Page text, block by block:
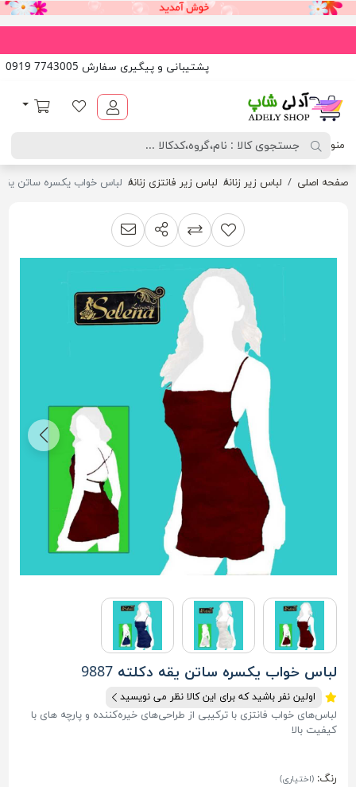
پشتیبانی و پیگیری سفارش 7743005 0919
لیست مورد علاقه
سبد خرید
منو
صفحه اصلی لباس زیر زنانه لباس زیر فانتزی زنانه لباس خواب یکسره ساتن یقه
افزودن به لیست مقایسه
اشتراک گذاریپیشنهاد به دوست
لباس خواب یکسره ساتن یقه دکلته 9887
اولین نفر باشید که برای این کالا نظر می نویسید
لباس‌های خواب‌ فانتزی با ترکیبی از طراحی‌های خیره‌کننده و پارچه ‌های با
کیفیت بالا
رنگ: (اختیاری)